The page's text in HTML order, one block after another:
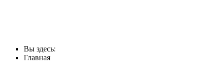
Вы здесь:
Главная